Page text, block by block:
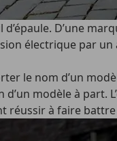
d’épaule. D’une
électrique par un
le nom d’un
d’un modèle à
réussir à faire